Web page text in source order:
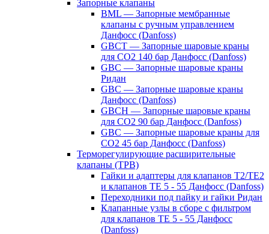
Запорные клапаны
BML — Запорные мембранные
клапаны с ручным управлением
Данфосс (Danfoss)
GBCT — Запорные шаровые краны
для CO2 140 бар Данфосс (Danfoss)
GBC — Запорные шаровые краны
Ридан
GBC — Запорные шаровые краны
Данфосс (Danfoss)
GBCH — Запорные шаровые краны
для CO2 90 бар Данфосс (Danfoss)
GBC — Запорные шаровые краны для
CO2 45 бар Данфосс (Danfoss)
Терморегулирующие расширительные
клапаны (ТРВ)
Гайки и адаптеры для клапанов T2/TE2
и клапанов TE 5 - 55 Данфосс (Danfoss)
Переходники под пайку и гайки Ридан
Клапанные узлы в сборе с фильтром
для клапанов TE 5 - 55 Данфосс
(Danfoss)